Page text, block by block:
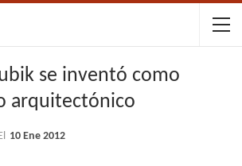
se inventó como
arquitectónico
10 Ene 2012